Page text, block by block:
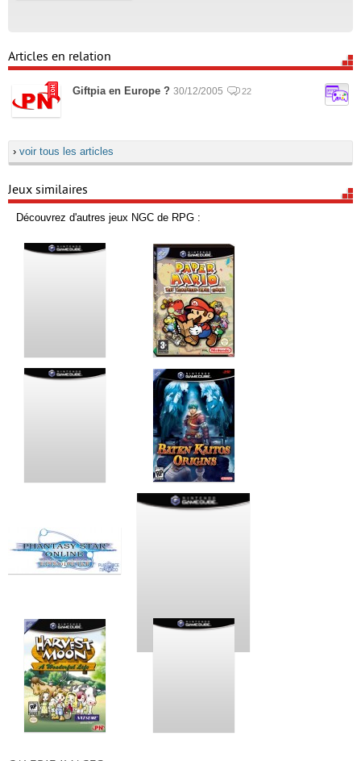
Articles en relation
Giftpia en Europe ? 30/12/2005 22
› voir tous les articles
Jeux similaires
Découvrez d'autres jeux NGC de RPG :